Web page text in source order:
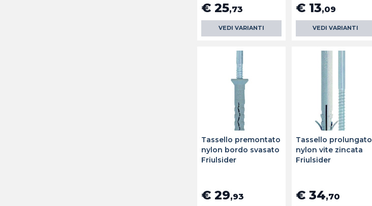
€ 25,73
VEDI VARIANTI
€ 13,09
VEDI VARIANTI
Tassello premontato
nylon bordo svasato
Friulsider
€ 29,93
Tassello prolungato
nylon vite zincata
Friulsider
€ 34,70